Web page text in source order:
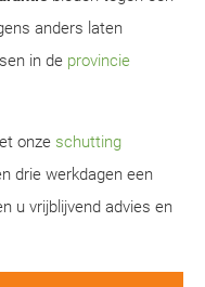
anders laten
in de provincie
onze schutting
drie werkdagen een
u vrijblijvend advies en